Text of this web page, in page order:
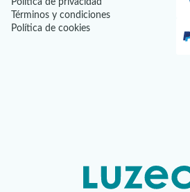
Política de privacidad
Términos y condiciones
Política de cookies